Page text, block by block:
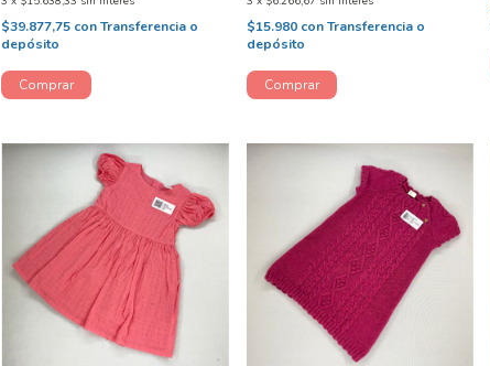
$39.877,75 con Transferencia o
depósito
$15.980 con Transferencia o
depósito